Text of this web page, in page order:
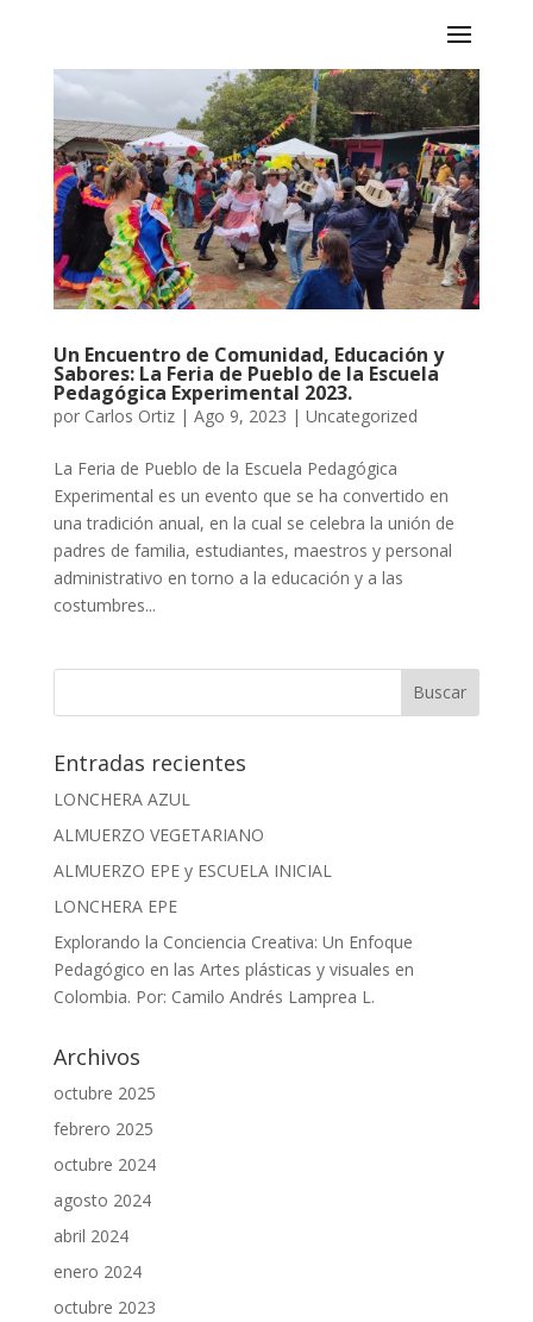
Un Encuentro de Comunidad, Educación y
Sabores: La Feria de Pueblo de la Escuela
Pedagógica Experimental 2023.
por Carlos Ortiz| Ago 9, 2023 | Uncategorized
La Feria de Pueblo de la Escuela Pedagógica
Experimental es un evento que se ha convertido en
una tradición anual, en la cual se celebra la unión de
padres de familia, estudiantes, maestros y personal
administrativo en torno a la educación y a las
costumbres...
Entradas recientes
LONCHERA AZUL
ALMUERZO VEGETARIANO
ALMUERZO EPE y ESCUELA INICIAL
LONCHERA EPE
Explorando la Conciencia Creativa: Un Enfoque
Pedagógico en las Artes plásticas y visuales en
Colombia. Por: Camilo Andrés Lamprea L.
Archivos
octubre 2025
febrero 2025
octubre 2024
agosto 2024
abril 2024
enero 2024
octubre 2023